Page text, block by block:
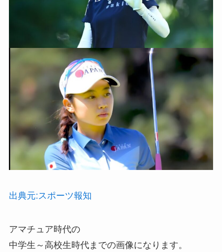
出典元:スポーツ報知
アマチュア時代の
中学生～高校生時代までの画像になります。